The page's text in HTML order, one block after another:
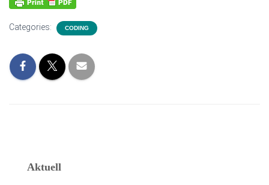
Categories: CODING
Aktuell